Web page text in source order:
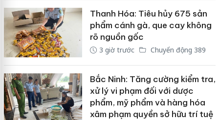
Thanh Hóa: Tiêu hủy 675 sản
phẩm cánh gà, que cay không
rõ nguồn gốc
3 giờ trước Chuyển động 389
Bắc Ninh: Tăng cường kiểm tra,
xử lý vi phạm đối với dược
phẩm, mỹ phẩm và hàng hóa
xâm phạm quyền sở hữu trí tuệ